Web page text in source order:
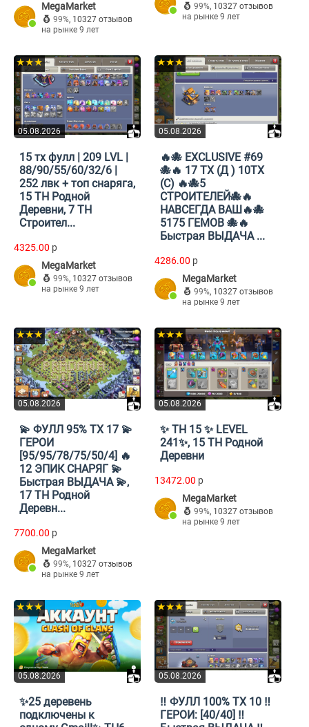
MegaMarket
99%, 10327 отзывов
на рынке 9 лет
99%, 10327 отзывов
на рынке 9 лет
05.08.2026
★★★
15 тх фулл | 209 LVL |
88/90/55/60/32/6 |
252 лвк + топ снаряга,
15 TH Родной
Деревни, 7 TH
Строител...
4325.00 p
MegaMarket
99%, 10327 отзывов
на рынке 9 лет
05.08.2026
★★★
🔥🐙 EXCLUSIVE #69
🐙🔥 17 ТХ (Д ) 10ТХ
(С) 🔥🐙5
СТРОИТЕЛЕЙ🐙🔥
НАВСЕГДА ВАШ🔥🐙
5175 ГЕМОВ 🐙🔥
Быстрая ВЫДАЧА ...
4286.00 p
MegaMarket
99%, 10327 отзывов
на рынке 9 лет
05.08.2026
★★★
💫 ФУЛЛ 95% ТХ 17 💫
ГЕРОИ
[95/95/78/75/50/4] 🔥
12 ЭПИК СНАРЯГ 💫
Быстрая ВЫДАЧА 💫,
17 TH Родной
Деревн...
7700.00 p
MegaMarket
99%, 10327 отзывов
на рынке 9 лет
05.08.2026
★★★
✨ TH 15 ✨ LEVEL
241✨, 15 TH Родной
Деревни
13472.00 p
MegaMarket
99%, 10327 отзывов
на рынке 9 лет
05.08.2026
★★★
✨25 деревень
подключены к
05.08.2026
★★★
‼️ ФУЛЛ 100% ТХ 10 ‼️
ГЕРОИ: [40/40] ‼️